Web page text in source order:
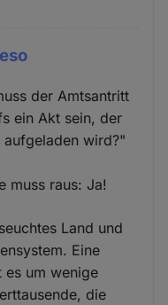
der Amtsantritt
ein Akt sein, der
wird?"
muss raus: Ja!
Land und
Eine
es um wenige
die